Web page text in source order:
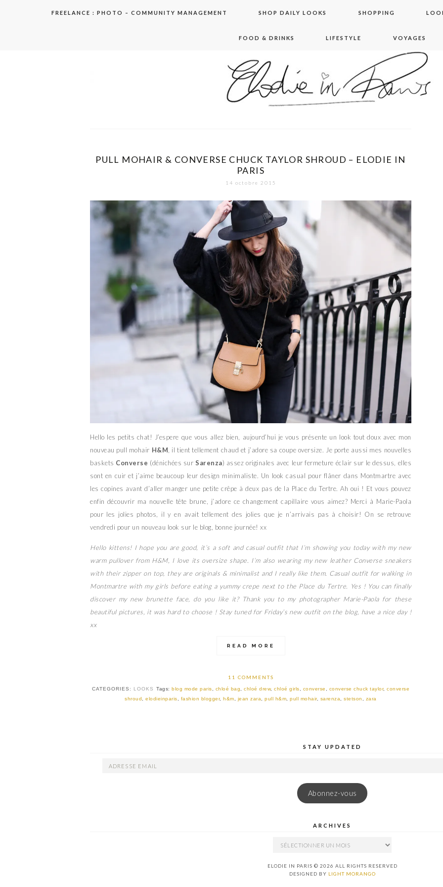
FREELANCE : PHOTO – COMMUNITY MANAGEMENT SHOP DAILY LOOKS SHOPPING
FOOD & DRINKS LIFESTYLE VOYAGES
elodie in paris
PULL MOHAIR & CONVERSE CHUCK TAYLOR SHROUD – ELODIE IN
PARIS
14 octobre 2015
Hello les petits chat! J’espere que vous allez bien, aujourd’hui je vous présente un look tout doux avec mon
nouveau pull mohair H&M , il tient tellement chaud et j’adore sa coupe oversize. Je porte aussi mes nouvelles
baskets Converse (dénichées sur Sarenza) assez originales avec leur fermeture éclair sur le dessus, elles
sont en cuir et j’aime beaucoup leur design minimaliste. Un look casual pour flâner dans Montmartre avec
les copines avant d’aller manger une petite crêpe à deux pas de la Place du Tertre. Ah oui ! Et vous pouvez
enfin découvrir ma nouvelle tête brune, j’adore ce changement capillaire vous aimez? Merci à Marie-Paola
pour les jolies photos, il y en avait tellement des jolies que je n’arrivais pas à choisir! On se retrouve
vendredi pour un nouveau look sur le blog, bonne journée! xx
Hello kittens! I hope you are good, it’s a soft and casual outfit that I’m showing you today with my new
warm pullover from H&M, I love its oversize shape. I’m also wearing my new leather Converse sneakers
with their zipper on top, they are originals & minimalist and I really like them. Casual outfit for walking in
Montmartre with my girls before eating a yummy crepe next to the Place du Tertre. Yes ! You can finally
discover my new brunette face, do you like it? Thank you to my photographer Marie-Paola for these
beautiful pictures, it was hard to choose ! Stay tuned for Friday’s new outfit on the blog, have a nice day !
xx
READ MORE
11 COMMENTS
CATEGORIES: LOOKS Tags: blog mode paris chloé bag chloé drew, chloé girls converse converse chuck taylor, converse
shroud
,elodieinparis fashion blogger,h&m jean zara ,pull h&m ,pull mohair, sarenza ,stetson zara
STAY UPDATED
ADRESSE
Abonnez-vous
ARCHIVES
ARCHIVES
ELODIE IN PARIS © 2026 ALL RIGHTS RESERVED
DESIGNED BY LIGHT MORANGO